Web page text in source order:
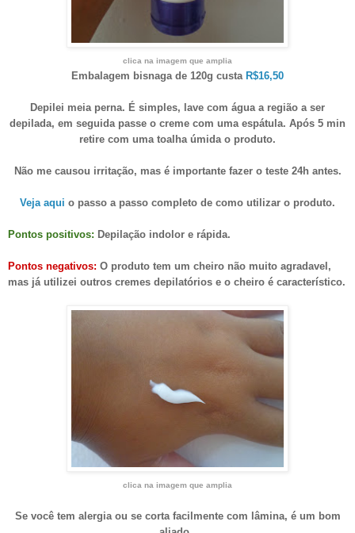
clica na imagem que amplia
Embalagem bisnaga de 120g custa R$16,50
Depilei meia perna. É simples, lave com água a região a ser
depilada, em seguida passe o creme com uma espátula. Após 5 min
retire com uma toalha úmida o produto.
Não me causou irritação, mas é importante fazer o teste 24h antes.
Veja aqui o passo a passo completo de como utilizar o produto.
Pontos positivos: Depilação indolor e rápida.
Pontos negativos: O produto tem um cheiro não muito agradavel,
mas já utilizei outros cremes depilatórios e o cheiro é característico.
clica na imagem que amplia
Se você tem alergia ou se corta facilmente com lâmina, é um bom